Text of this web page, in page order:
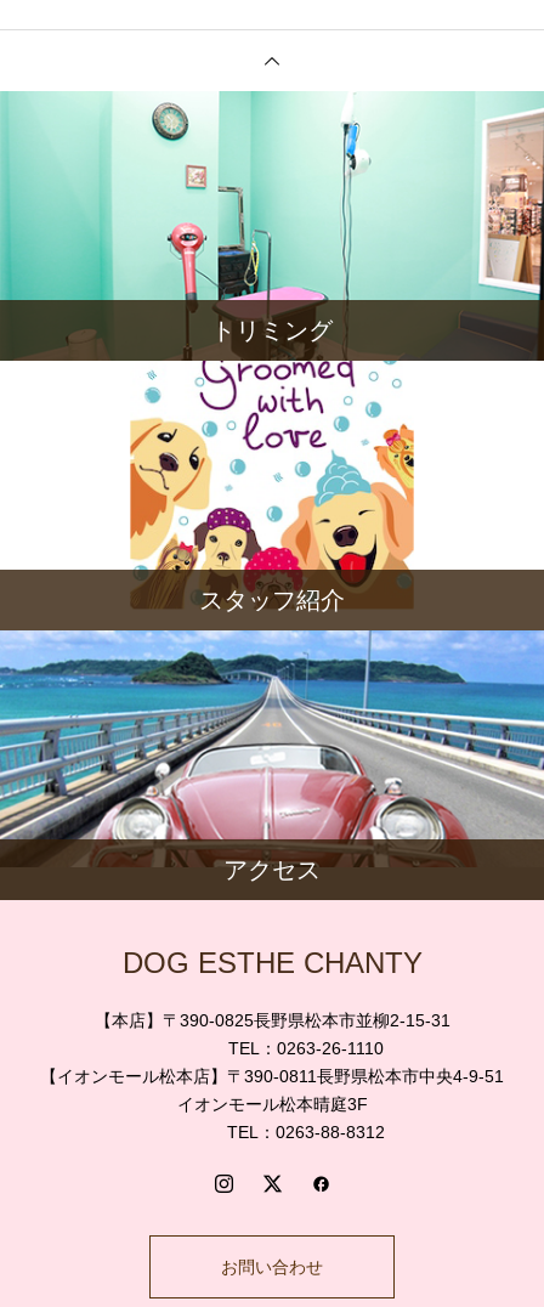
トリミング
スタッフ紹介
アクセス
DOG ESTHE CHANTY
【本店】〒390-0825長野県松本市並柳2-15-31
TEL：0263-26-1110
【イオンモール松本店】〒390-0811長野県松本市中央4-9-51
イオンモール松本晴庭3F
TEL：0263-88-8312
お問い合わせ